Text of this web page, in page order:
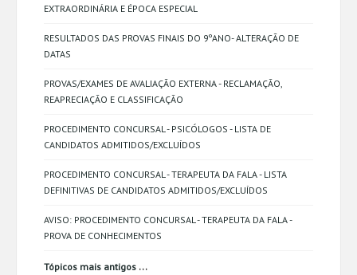
EXTRAORDINÁRIA E ÉPOCA ESPECIAL
RESULTADOS DAS PROVAS FINAIS DO 9ºANO- ALTERAÇÃO DE
DATAS
PROVAS/EXAMES DE AVALIAÇÃO EXTERNA - RECLAMAÇÃO,
REAPRECIAÇÃO E CLASSIFICAÇÃO
PROCEDIMENTO CONCURSAL - PSICÓLOGOS - LISTA DE
CANDIDATOS ADMITIDOS/EXCLUÍDOS
PROCEDIMENTO CONCURSAL - TERAPEUTA DA FALA - LISTA
DEFINITIVAS DE CANDIDATOS ADMITIDOS/EXCLUÍDOS
AVISO: PROCEDIMENTO CONCURSAL - TERAPEUTA DA FALA -
PROVA DE CONHECIMENTOS
Tópicos mais antigos ...